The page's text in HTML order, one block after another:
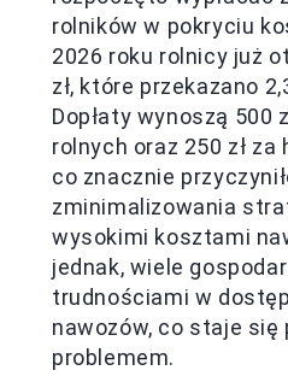
rolników w pokryciu
2026 roku rolnicy już
zł, które przekazano
Dopłaty wynoszą 500
rolnych oraz 250 zł
co znacznie
zminimalizowania
wysokimi kosztami
jednak, wiele
trudnościami w
nawozów, co staje się
problemem.